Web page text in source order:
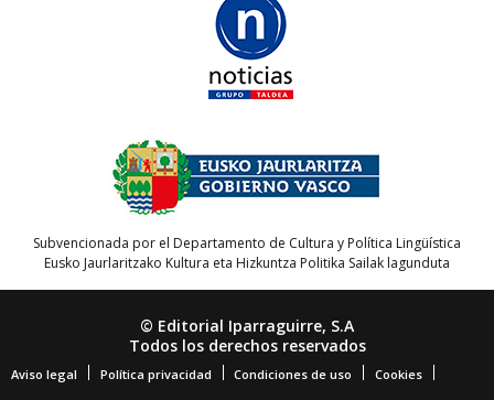
Subvencionada por el Departamento de Cultura y Política Lingüística
Eusko Jaurlaritzako Kultura eta Hizkuntza Politika Sailak lagunduta
© Editorial Iparraguirre, S.A
Todos los derechos reservados
Aviso legal Política privacidad Condiciones de uso Cookies